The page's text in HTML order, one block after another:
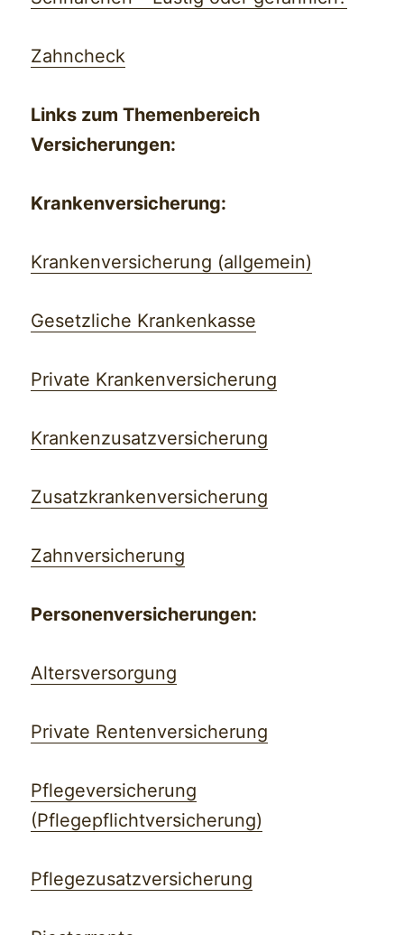
Zahncheck
Links zum Themenbereich
Versicherungen:
Krankenversicherung:
Krankenversicherung (allgemein)
Gesetzliche Krankenkasse
Private Krankenversicherung
Krankenzusatzversicherung
Zusatzkrankenversicherung
Zahnversicherung
Personenversicherungen:
Altersversorgung
Private Rentenversicherung
Pflegeversicherung
(Pflegepflichtversicherung)
Pflegezusatzversicherung